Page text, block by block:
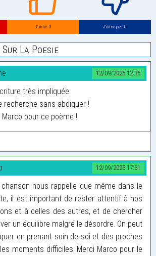
J’aime: 3 J’aime pas: 0
La Poesie
12/09/2025 12:35
très impliquée
recherche sans abdiquer !
pour ce poème !
12/09/2025 17:51
chanson nous rappelle que même dans le
il est important de rester attentif à nos
et à celles des autres, et de chercher
un équilibre malgré le désordre. On peut
en prenant soin de soi et des proches
moments difficiles. Merci Marco pour le